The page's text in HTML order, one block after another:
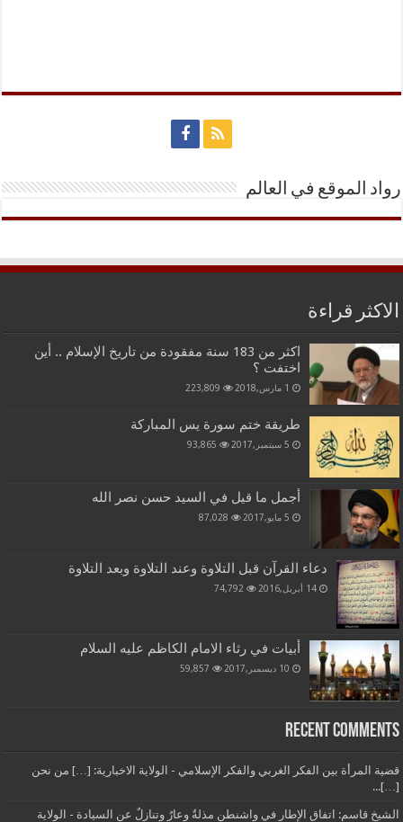
رواد الموقع في العالم
الاكثر قراءة
اكثر من 183 سنة مفقودة من تاريخ الإسلام .. أين
اختفت ؟
1 مارس,2018 223,809
طريقة ختم سورة يس المباركة
5 سبتمبر,2017 93,865
أجمل ما قيل في السيد حسن نصر الله
5 مايو,2017 87,028
دعاء القرآن قبل التلاوة وعند التلاوة وبعد التلاوة
14 أبريل,2016 74,792
أبيات في رثاء الامام الكاظم عليه السلام
10 ديسمبر,2017 59,857
Recent Comments
قضية المرأة بين الفكر الغربي والفكر الإسلامي - الولاية الاخبارية: […] من نحن
[…]...
الشيخ قاسم: اتفاق الإطار في واشنطن مذلةٌ وعارٌ وتنازلٌ عن السيادة - الولاية